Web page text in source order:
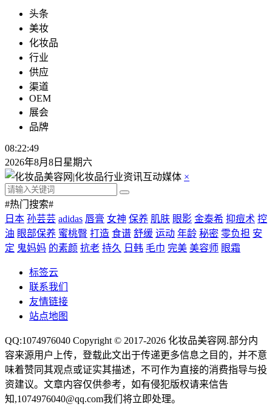
头条
美妆
化妆品
行业
供应
渠道
OEM
展会
品牌
08:22:50
2026年8月8日星期六
×
#热门搜索#
日本 孙芸芸 adidas 唇膏 女神 保养 肌肤 眼影 金泰希 抑痘术 控
油 眼部保养 蜜桃臀 打造 食谱 舒缓 运动 年龄 秘密 零负担 安
定 鬼妈妈 的素颜 抗老 持久 日韩 毛巾 完美 美容师 眼霜
标签云
联系我们
友情链接
站点地图
QQ:1074976040 Copyright © 2017-2026 化妆品美容网 .部分内
容来源用户上传，登载此文出于传递更多信息之目的，并不意
味着赞同其观点或证实其描述，不可作为直接的消费指导与投
资建议。文章内容仅供参考，如有侵犯版权请来信告
知,1074976040@qq.com我们将立即处理。